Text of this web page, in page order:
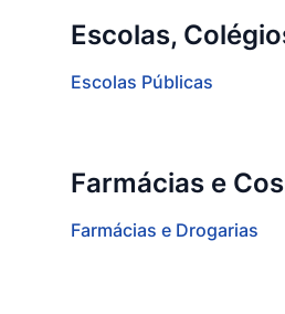
Escolas,
Escolas Públicas
Farmácias e
Farmácias e Drogarias